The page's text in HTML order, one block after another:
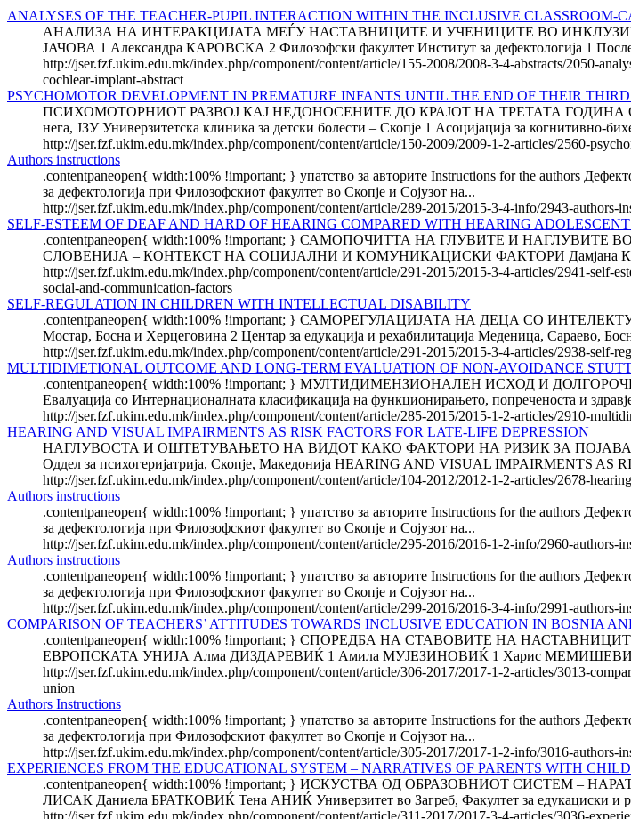
ANALYSES OF THE TEACHER-PUPIL INTERACTION WITHIN THE INCLUSIVE CLASSROOM-
АНАЛИЗА НА ИНТЕРАКЦИЈАТА МЕЃУ НАСТАВНИЦИТЕ И УЧЕНИЦИТЕ ВО
ЈАЧОВА 1 Александра КАРОВСКА 2 Филозофски факултет Институт за дефектологија 1
http://jser.fzf.ukim.edu.mk/index.php/component/content/article/155-2008/2008-3-4-abstracts/2050-
cochlear-implant-abstract
PSYCHOMOTOR DEVELOPMENT IN PREMATURE INFANTS UNTIL THE END OF THEIR
ПСИХОМОТОРНИОТ РАЗВОЈ КАЈ НЕДОНОСЕНИТЕ ДО КРАЈОТ НА ТРЕТАТА ГОДИНА ОД
нега, ЈЗУ Универзитетска клиника за детски болести – Скопје 1 Асоцијација за когнитивно-
http://jser.fzf.ukim.edu.mk/index.php/component/content/article/150-2009/2009-1-2-articles/2560-
Authors instructions
.contentpaneopen{ width:100% !important; } упатство за авторите Instructions for the authors
за дефектологија при Филозофскиот факултет во Скопје и Сојузот на...
http://jser.fzf.ukim.edu.mk/index.php/component/content/article/289-2015/2015-3-4-info/2943-authors-
SELF-ESTEEM OF DEAF AND HARD OF HEARING COMPARED WITH HEARING
.contentpaneopen{ width:100% !important; } САМОПОЧИТТА НА ГЛУВИТЕ И
СЛОВЕНИЈА – КОНТЕКСТ НА СОЦИЈАЛНИ И КОМУНИКАЦИСКИ ФАКТОРИ Дамјана
http://jser.fzf.ukim.edu.mk/index.php/component/content/article/291-2015/2015-3-4-articles/2941-self-
social-and-communication-factors
SELF-REGULATION IN CHILDREN WITH INTELLECTUAL DISABILITY
.contentpaneopen{ width:100% !important; } САМОРЕГУЛАЦИЈАТА НА ДЕЦА СО
Мостар, Босна и Херцеговина 2 Центар за едукација и рехабилитација Меденица, Сараево,
http://jser.fzf.ukim.edu.mk/index.php/component/content/article/291-2015/2015-3-4-articles/2938-self-
MULTIDIMETIONAL OUTCOME AND LONG-TERM EVALUATION OF NON-AVOIDANCE
.contentpaneopen{ width:100% !important; } МУЛТИДИМЕНЗИОНАЛЕН ИСХОД И
Евалуација со Интернационалната класификација на функционирањето, попреченоста и
http://jser.fzf.ukim.edu.mk/index.php/component/content/article/285-2015/2015-1-2-articles/2910-
HEARING AND VISUAL IMPAIRMENTS AS RISK FACTORS FOR LATE-LIFE DEPRESSION
НАГЛУВОСТА И ОШТЕТУВАЊЕТО НА ВИДОТ КАКО ФАКТОРИ НА РИЗИК ЗА ПОЈАВА НА
Оддел за психогеријатрија, Скопје, Македонија HEARING AND VISUAL IMPAIRMENTS AS
http://jser.fzf.ukim.edu.mk/index.php/component/content/article/104-2012/2012-1-2-articles/2678-
Authors instructions
.contentpaneopen{ width:100% !important; } упатство за авторите Instructions for the authors
за дефектологија при Филозофскиот факултет во Скопје и Сојузот на...
http://jser.fzf.ukim.edu.mk/index.php/component/content/article/295-2016/2016-1-2-info/2960-authors-
Authors instructions
.contentpaneopen{ width:100% !important; } упатство за авторите Instructions for the authors
за дефектологија при Филозофскиот факултет во Скопје и Сојузот на...
http://jser.fzf.ukim.edu.mk/index.php/component/content/article/299-2016/2016-3-4-info/2991-authors-
COMPARISON OF TEACHERS’ ATTITUDES TOWARDS INCLUSIVE EDUCATION IN BOSNIA
.contentpaneopen{ width:100% !important; } СПОРЕДБА НА СТАВОВИТЕ НА
ЕВРОПСКАТА УНИЈА Алма ДИЗДАРЕВИЌ 1 Амила МУЈЕЗИНОВИЌ 1 Харис МЕМИШЕВИЌ 2 1
http://jser.fzf.ukim.edu.mk/index.php/component/content/article/306-2017/2017-1-2-articles/3013-
union
Authors Instructions
.contentpaneopen{ width:100% !important; } упатство за авторите Instructions for the authors
за дефектологија при Филозофскиот факултет во Скопје и Сојузот на...
http://jser.fzf.ukim.edu.mk/index.php/component/content/article/305-2017/2017-1-2-info/3016-authors-
EXPERIENCES FROM THE EDUCATIONAL SYSTEM – NARRATIVES OF PARENTS WITH
.contentpaneopen{ width:100% !important; } ИСКУСТВА ОД ОБРАЗОВНИОТ СИСТЕМ –
ЛИСАК Даниела БРАТКОВИЌ Тена АНИЌ Универзитет во Загреб, Факултет за едукациски и
http://jser.fzf.ukim.edu.mk/index.php/component/content/article/311-2017/2017-3-4-articles/3036-